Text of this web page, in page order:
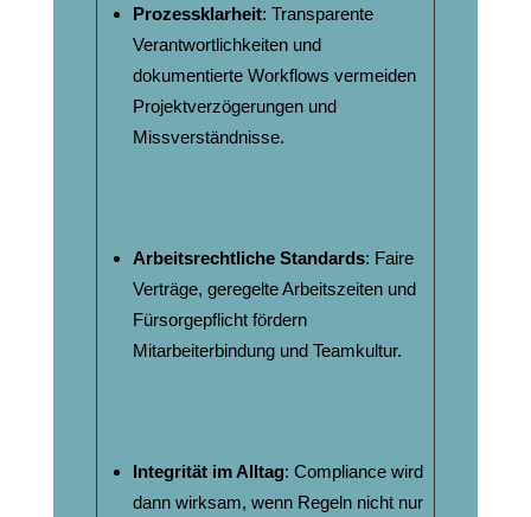
Prozessklarheit: Transparente
Verantwortlichkeiten und
dokumentierte Workflows vermeiden
Projektverzögerungen und
Missverständnisse.
Arbeitsrechtliche Standards: Faire
Verträge, geregelte Arbeitszeiten und
Fürsorgepflicht fördern
Mitarbeiterbindung und Teamkultur.
Integrität im Alltag: Compliance wird
dann wirksam, wenn Regeln nicht nur